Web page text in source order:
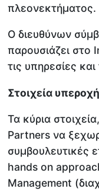
πλεονεκτήματος.
Ο διευθύνων
παρουσιάζει στο
τις υπηρεσίες
Στοιχεία
Τα κύρια
Partners να
συμβουλευτικές
hands on
Management